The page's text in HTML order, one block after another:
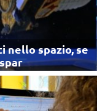
nello spazio, se